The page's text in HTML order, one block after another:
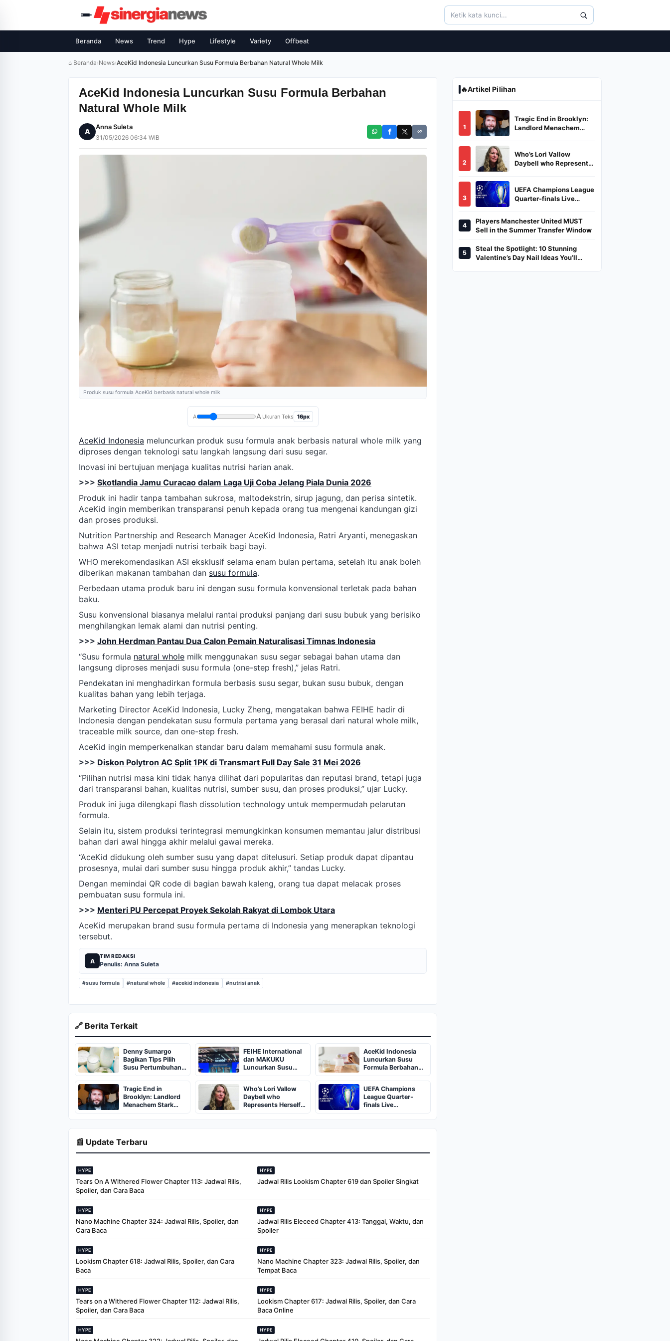
Beranda News Trend Hype Lifestyle Variety Offbeat
⌂ Beranda›News›AceKid Indonesia Luncurkan Susu Formula Berbahan Natural Whole Milk
AceKid Indonesia Luncurkan Susu Formula Berbahan
Natural Whole Milk
A
Anna Suleta
31/05/2026 06:34 WIB
Produk susu formula AceKid berbasis natural whole milk
A A Ukuran Teks 16px
AceKid Indonesia meluncurkan produk susu formula anak berbasis natural whole milk yang
diproses dengan teknologi satu langkah langsung dari susu segar.
Inovasi ini bertujuan menjaga kualitas nutrisi harian anak.
>>> Skotlandia Jamu Curacao dalam Laga Uji Coba Jelang Piala Dunia 2026
Produk ini hadir tanpa tambahan sukrosa, maltodekstrin, sirup jagung, dan perisa sintetik.
AceKid ingin memberikan transparansi penuh kepada orang tua mengenai kandungan gizi
dan proses produksi.
Nutrition Partnership and Research Manager AceKid Indonesia, Ratri Aryanti, menegaskan
bahwa ASI tetap menjadi nutrisi terbaik bagi bayi.
WHO merekomendasikan ASI eksklusif selama enam bulan pertama, setelah itu anak boleh
diberikan makanan tambahan dan susu formula.
Perbedaan utama produk baru ini dengan susu formula konvensional terletak pada bahan
baku.
Susu konvensional biasanya melalui rantai produksi panjang dari susu bubuk yang berisiko
menghilangkan lemak alami dan nutrisi penting.
>>> John Herdman Pantau Dua Calon Pemain Naturalisasi Timnas Indonesia
“Susu formula natural whole milk menggunakan susu segar sebagai bahan utama dan
langsung diproses menjadi susu formula (one-step fresh),” jelas Ratri.
Pendekatan ini menghadirkan formula berbasis susu segar, bukan susu bubuk, dengan
kualitas bahan yang lebih terjaga.
Marketing Director AceKid Indonesia, Lucky Zheng, mengatakan bahwa FEIHE hadir di
Indonesia dengan pendekatan susu formula pertama yang berasal dari natural whole milk,
traceable milk source, dan one-step fresh.
AceKid ingin memperkenalkan standar baru dalam memahami susu formula anak.
>>> Diskon Polytron AC Split 1PK di Transmart Full Day Sale 31 Mei 2026
“Pilihan nutrisi masa kini tidak hanya dilihat dari popularitas dan reputasi brand, tetapi juga
dari transparansi bahan, kualitas nutrisi, sumber susu, dan proses produksi,” ujar Lucky.
Produk ini juga dilengkapi flash dissolution technology untuk mempermudah pelarutan
formula.
Selain itu, sistem produksi terintegrasi memungkinkan konsumen memantau jalur distribusi
bahan dari awal hingga akhir melalui gawai mereka.
“AceKid didukung oleh sumber susu yang dapat ditelusuri. Setiap produk dapat dipantau
prosesnya, mulai dari sumber susu hingga produk akhir,” tandas Lucky.
Dengan memindai QR code di bagian bawah kaleng, orang tua dapat melacak proses
pembuatan susu formula ini.
>>> Menteri PU Percepat Proyek Sekolah Rakyat di Lombok Utara
AceKid merupakan brand susu formula pertama di Indonesia yang menerapkan teknologi
tersebut.
A
TIM REDAKSI
Penulis: Anna Suleta
#susu formula #natural whole #acekid indonesia #nutrisi anak
🔗 Berita Terkait
Denny Sumargo
Bagikan Tips Pilih
Susu Pertumbuhan
Anak
FEIHE International
dan MAKUKU
Luncurkan Susu
Formula AceKid
Bebas Maltodekstrin
AceKid Indonesia
Luncurkan Susu
Formula Berbahan
Natural Whole Milk
Tragic End in
Brooklyn: Landlord
Menachem Stark
Abducted,
Suffocated, and Left
Burned in a
Who’s Lori Vallow
Daybell who
Represents Herself
in Fourth Husband's
Murder Trial
UEFA Champions
League Quarter-
finals Live
Streaming: Leg 1
Fixtures, Timings,
When And Where To
📰 Update Terbaru
HYPE
Tears On A Withered Flower Chapter 113: Jadwal Rilis,
Spoiler, dan Cara Baca
HYPE
Jadwal Rilis Lookism Chapter 619 dan Spoiler Singkat
HYPE
Nano Machine Chapter 324: Jadwal Rilis, Spoiler, dan
Cara Baca
HYPE
Jadwal Rilis Eleceed Chapter 413: Tanggal, Waktu, dan
Spoiler
HYPE
Lookism Chapter 618: Jadwal Rilis, Spoiler, dan Cara
Baca
HYPE
Nano Machine Chapter 323: Jadwal Rilis, Spoiler, dan
Tempat Baca
HYPE
Tears on a Withered Flower Chapter 112: Jadwal Rilis,
Spoiler, dan Cara Baca
HYPE
Lookism Chapter 617: Jadwal Rilis, Spoiler, dan Cara
Baca Online
HYPE HYPE
🔥Artikel Pilihan
1
Tragic End in Brooklyn:
Landlord Menachem
Burned in a Dumpster
2
Who’s Lori Vallow
Daybell who Represents
3
UEFA Champions League
Quarter-finals Live
And Where To Watch
4
Players Manchester United MUST
Sell in the Summer Transfer Window
5
Steal the Spotlight: 10 Stunning
Valentine’s Day Nail Ideas You’ll